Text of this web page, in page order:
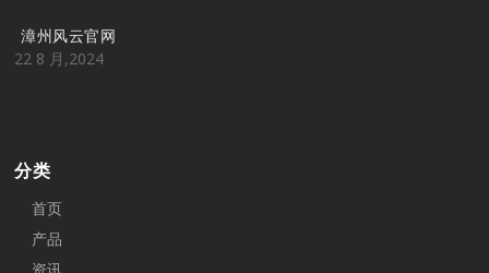
漳州风云官网
22 8 月,2024
分类
首页
产品